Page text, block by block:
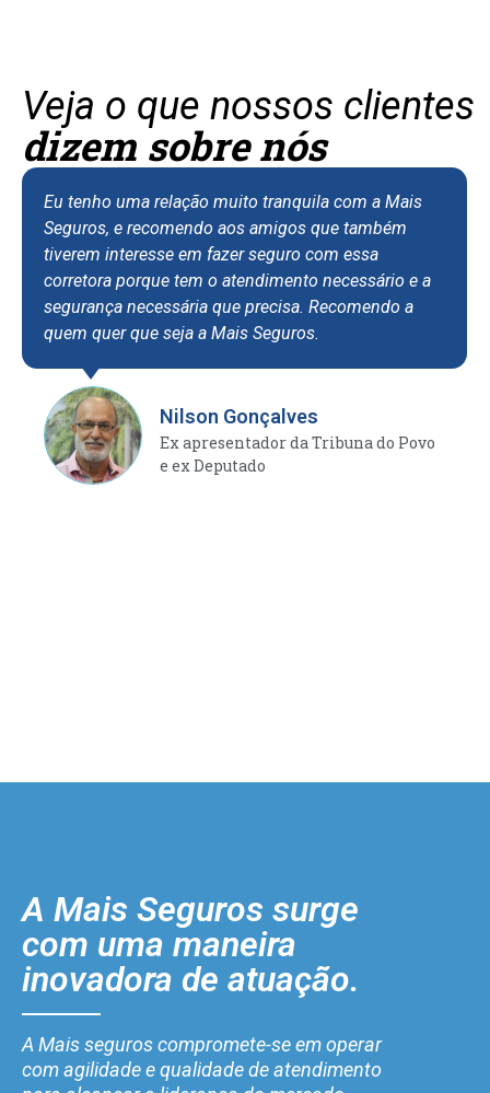
Veja o que nossos clientes
dizem sobre nós
Eu tenho uma relação muito tranquila com a Mais
Seguros, e recomendo aos amigos que também
tiverem interesse em fazer seguro com essa
corretora porque tem o atendimento necessário e a
segurança necessária que precisa. Recomendo a
quem quer que seja a Mais Seguros.
Nilson Gonçalves
Ex apresentador da Tribuna do Povo
e ex Deputado
A Mais Seguros surge
com uma maneira
inovadora de atuação.
A Mais seguros compromete-se em operar
com agilidade e qualidade de atendimento